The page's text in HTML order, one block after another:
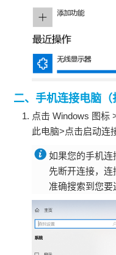
二、手机连接电脑（
点击 Windows 图标
此电脑>点击启动连
如果您的手机
先断开连接，
准确搜索到您要